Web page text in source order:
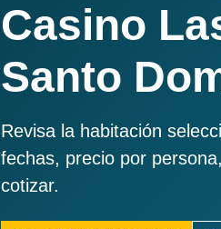
Casino
Santo
Revisa la habitación
fechas, precio por
cotizar.